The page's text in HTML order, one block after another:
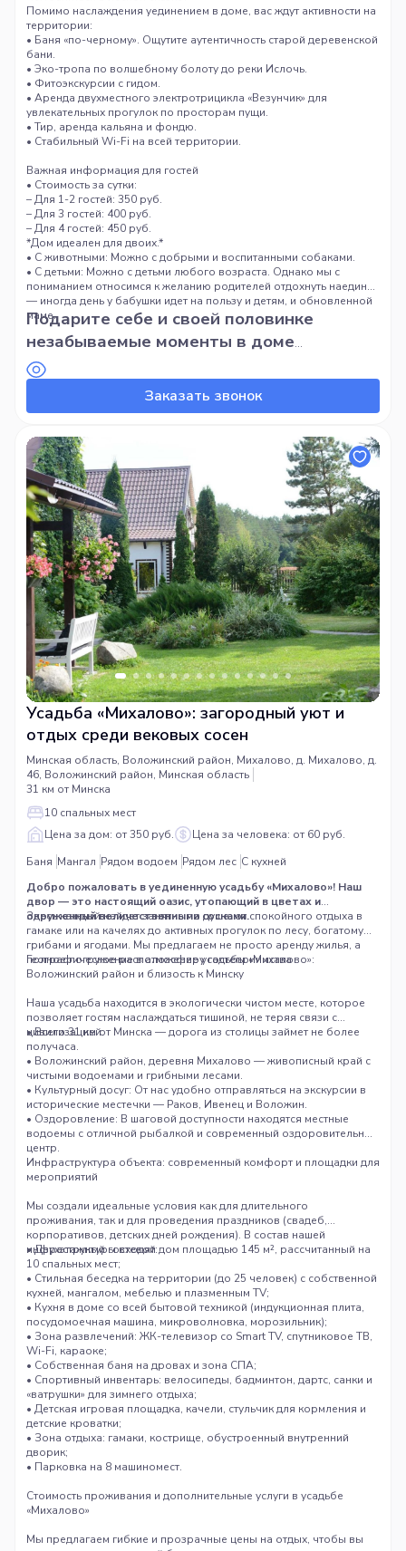
Помимо наслаждения уединением в доме, вас ждут активности на
территории:
• Баня «по-черному». Ощутите аутентичность старой деревенской
бани.
• Эко-тропа по волшебному болоту до реки Ислочь.
• Фитоэкскурсии с гидом.
• Аренда двухместного электротрицикла «Везунчик» для
увлекательных прогулок по просторам пущи.
• Тир, аренда кальяна и фондю.
• Стабильный Wi-Fi на всей территории.
Важная информация для гостей
• Стоимость за сутки:
– Для 1-2 гостей: 350 руб.
– Для 3 гостей: 400 руб.
– Для 4 гостей: 450 руб.
*Дом идеален для двоих.*
• С животными: Можно с добрыми и воспитанными собаками.
• С детьми: Можно с детьми любого возраста. Однако мы с
пониманием относимся к желанию родителей отдохнуть наедине
— иногда день у бабушки идет на пользу и детям, и обновленной
маме.
Подарите себе и своей половинке
незабываемые моменты в доме
«Каханне». Забронируйте свою лесную
сказку для влюбленных!
Заказать звонок
Усадьба «Михалово»: загородный уют и
отдых среди вековых сосен
Минская область, Воложинский район, Михалово, д. Михалово, д.
46, Воложинский район, Минская область
31 км от Минска
10 спальных мест
Цена за дом: от 350 руб.
Цена за человека: от 60 руб.
Баня Мангал Рядом водоем Рядом лес С кухней
Добро пожаловать в уединенную усадьбу «Михалово»! Наш
двор — это настоящий оазис, утопающий в цветах и
окруженный величественными соснами.
Здесь каждый найдет занятие по душе: от спокойного отдыха в
гамаке или на качелях до активных прогулок по лесу, богатому
грибами и ягодами. Мы предлагаем не просто аренду жилья, а
полное погружение в атмосферу гостеприимства
Географическое расположение усадьбы «Михалово»:
Воложинский район и близость к Минску
Наша усадьба находится в экологически чистом месте, которое
позволяет гостям наслаждаться тишиной, не теряя связи с
цивилизацией.
• Всего 31 км от Минска — дорога из столицы займет не более
получаса.
• Воложинский район, деревня Михалово — живописный край с
чистыми водоемами и грибными лесами.
• Культурный досуг: От нас удобно отправляться на экскурсии в
исторические местечки — Раков, Ивенец и Воложин.
• Оздоровление: В шаговой доступности находятся местные
водоемы с отличной рыбалкой и современный оздоровительный
центр.
Инфраструктура объекта: современный комфорт и площадки для
мероприятий
Мы создали идеальные условия как для длительного
проживания, так и для проведения праздников (свадеб,
корпоративов, детских дней рождения). В состав нашей
инфраструктуры входят:
• Двухэтажный гостевой дом площадью 145 м², рассчитанный на
10 спальных мест;
• Стильная беседка на территории (до 25 человек) с собственной
кухней, мангалом, мебелью и плазменным TV;
• Кухня в доме со всей бытовой техникой (индукционная плита,
посудомоечная машина, микроволновка, морозильник);
• Зона развлечений: ЖК-телевизор со Smart TV, спутниковое ТВ,
Wi-Fi, караоке;
• Собственная баня на дровах и зона СПА;
• Спортивный инвентарь: велосипеды, бадминтон, дартс, санки и
«ватрушки» для зимнего отдыха;
• Детская игровая площадка, качели, стульчик для кормления и
детские кроватки;
• Зона отдыха: гамаки, кострище, обустроенный внутренний
дворик;
• Парковка на 8 машиномест.
Стоимость проживания и дополнительные услуги в усадьбе
«Михалово»
Мы предлагаем гибкие и прозрачные цены на отдых, чтобы вы